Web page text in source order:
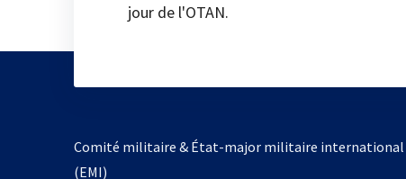
jour de l'OTAN.
Comité militaire & État-major militaire international
(EMI)